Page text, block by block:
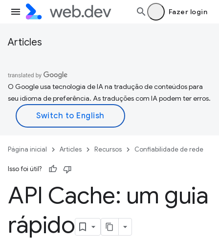
Fazer login
Articles
O Google usa tecnologia de IA na tradução de conteúdos para
seu idioma de preferência. As traduções com IA podem ter erros.
Página inicial Articles Recursos Confiabilidade de rede
Isso foi útil?
API Cache: um guia
rápido